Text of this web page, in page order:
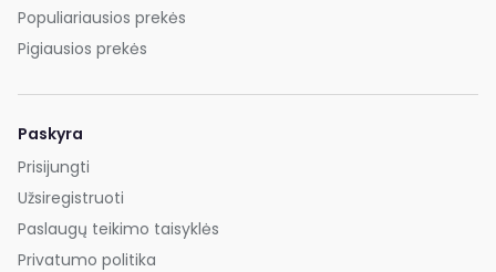
Populiariausios prekės
Pigiausios prekės
Paskyra
Prisijungti
Užsiregistruoti
Paslaugų teikimo taisyklės
Privatumo politika